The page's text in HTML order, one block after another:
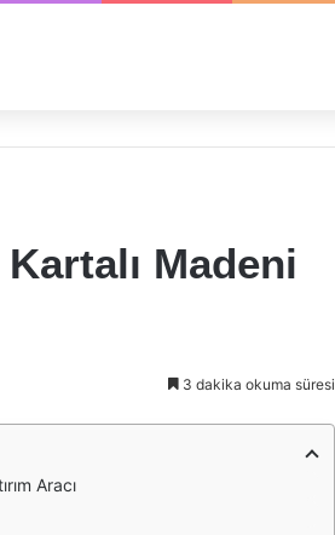
Madeni
3 dakika okuma süresi
Aracı